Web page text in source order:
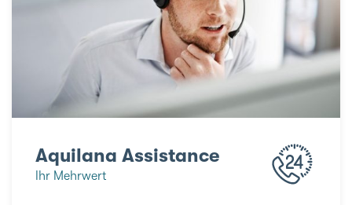
Aquilana Assistance
Ihr Mehrwert